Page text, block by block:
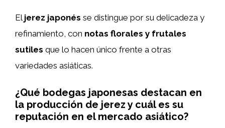
El jerez japonés se distingue por su delicadeza y
refinamiento, con notas florales y frutales
sutiles que lo hacen único frente a otras
variedades asiáticas.
¿Qué bodegas japonesas destacan en
la producción de jerez y cuál es su
reputación en el mercado asiático?